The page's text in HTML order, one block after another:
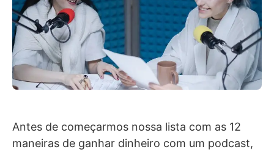
Antes de começarmos nossa lista com as 12
maneiras de ganhar dinheiro com um podcast,